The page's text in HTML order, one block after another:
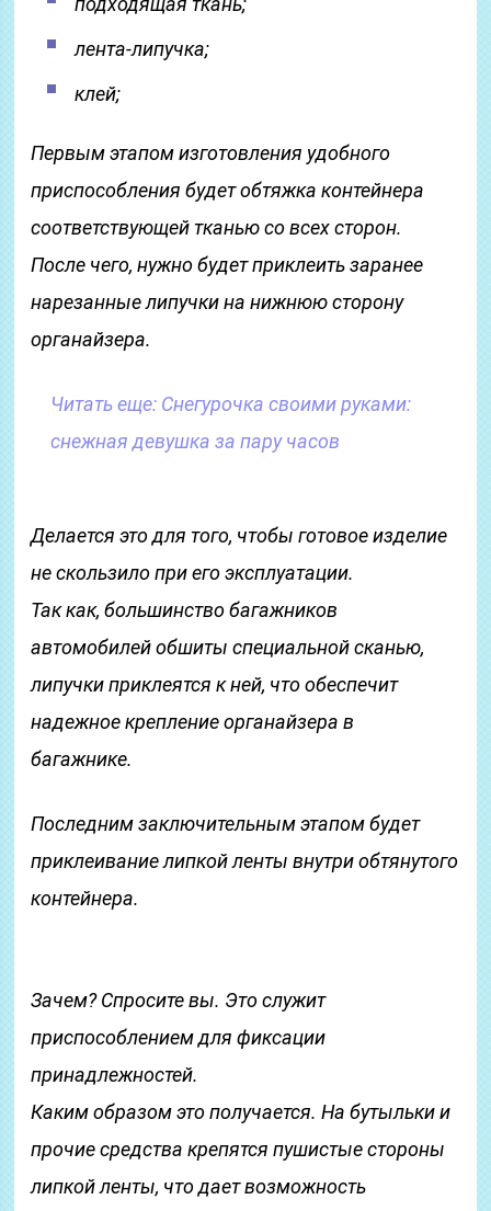
лента-липучка;
клей;
Первым этапом изготовления удобного
приспособления будет обтяжка контейнера
соответствующей тканью со всех сторон.
После чего, нужно будет приклеить заранее
нарезанные липучки на нижнюю сторону
органайзера.
Читать еще: Снегурочка своими руками:
снежная девушка за пару часов
Делается это для того, чтобы готовое изделие
не скользило при его эксплуатации.
Так как, большинство багажников
автомобилей обшиты специальной сканью,
липучки приклеятся к ней, что обеспечит
надежное крепление органайзера в
багажнике.
Последним заключительным этапом будет
приклеивание липкой ленты внутри обтянутого
контейнера.
Зачем? Спросите вы. Это служит
приспособлением для фиксации
принадлежностей.
Каким образом это получается. На бутыльки и
прочие средства крепятся пушистые стороны
липкой ленты, что дает возможность